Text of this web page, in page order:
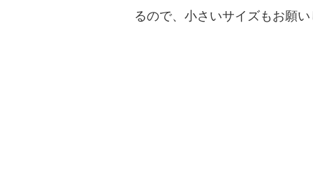
るので、小さいサイズもお願